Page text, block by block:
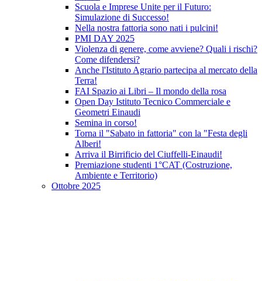
Scuola e Imprese Unite per il Futuro:
Simulazione di Successo!
Nella nostra fattoria sono nati i pulcini!
PMI DAY 2025
Violenza di genere, come avviene? Quali i rischi?
Come difendersi?
Anche l'Istituto Agrario partecipa al mercato della
Terra!
FAI Spazio ai Libri – Il mondo della rosa
Open Day Istituto Tecnico Commerciale e
Geometri Einaudi
Semina in corso!
Torna il "Sabato in fattoria" con la "Festa degli
Alberi!
Arriva il Birrificio del Ciuffelli-Einaudi!
Premiazione studenti 1°CAT (Costruzione,
Ambiente e Territorio)
Ottobre 2025